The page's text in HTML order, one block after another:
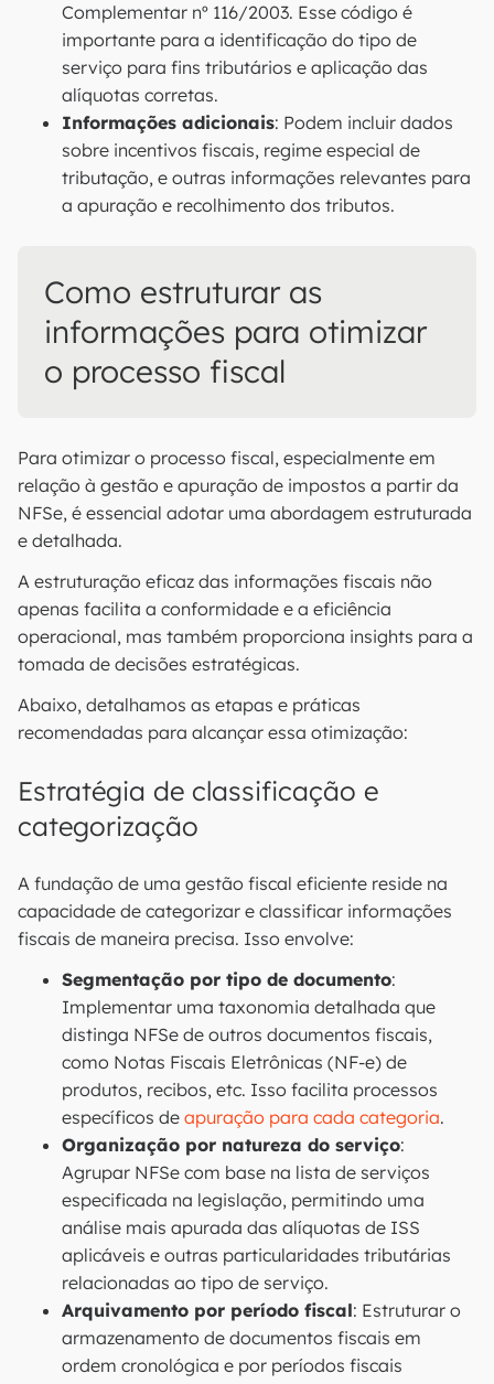
Complementar nº 116/2003. Esse código é
importante para a identificação do tipo de
serviço para fins tributários e aplicação das
alíquotas corretas.
Informações adicionais: Podem incluir dados
sobre incentivos fiscais, regime especial de
tributação, e outras informações relevantes para
a apuração e recolhimento dos tributos.
Como estruturar as
informações para otimizar
o processo fiscal
Para otimizar o processo fiscal, especialmente em
relação à gestão e apuração de impostos a partir da
NFSe, é essencial adotar uma abordagem estruturada
e detalhada.
A estruturação eficaz das informações fiscais não
apenas facilita a conformidade e a eficiência
operacional, mas também proporciona insights para a
tomada de decisões estratégicas.
Abaixo, detalhamos as etapas e práticas
recomendadas para alcançar essa otimização:
Estratégia de classificação e
categorização
A fundação de uma gestão fiscal eficiente reside na
capacidade de categorizar e classificar informações
fiscais de maneira precisa. Isso envolve:
Segmentação por tipo de documento:
Implementar uma taxonomia detalhada que
distinga NFSe de outros documentos fiscais,
como Notas Fiscais Eletrônicas (NF-e) de
produtos, recibos, etc. Isso facilita processos
específicos de apuração para cada categoria.
Organização por natureza do serviço:
Agrupar NFSe com base na lista de serviços
especificada na legislação, permitindo uma
análise mais apurada das alíquotas de ISS
aplicáveis e outras particularidades tributárias
relacionadas ao tipo de serviço.
Arquivamento por período fiscal: Estruturar o
armazenamento de documentos fiscais em
ordem cronológica e por períodos fiscais